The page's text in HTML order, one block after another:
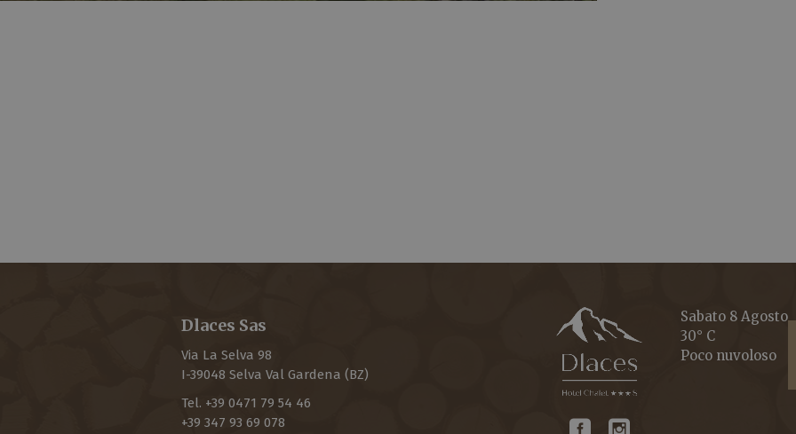
Sabato 8 Agosto
30° C
Poco nuvoloso
Dlaces Sas
Via La Selva 98
I-39048 Selva Val Gardena (BZ)
Tel. +39 0471 79 54 46
+39 347 93 69 078